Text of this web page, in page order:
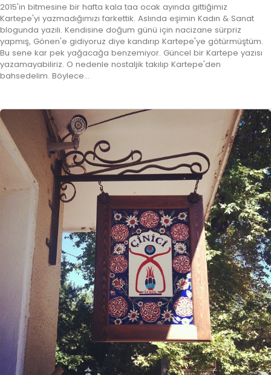
2015'in bitmesine bir hafta kala taa ocak ayında gittiğimiz
Kartepe'yi yazmadığımızı farkettik. Aslında eşimin Kadın & Sanat
blogunda yazılı. Kendisine doğum günü için nacizane sürpriz
yapmış, Gönen'e gidiyoruz diye kandırıp Kartepe'ye götürmüştüm.
Bu sene kar pek yağacağa benzemiyor. Güncel bir Kartepe yazısı
yazamayabiliriz. O nedenle nostaljik takılıp Kartepe'den
bahsedelim. Böylece…